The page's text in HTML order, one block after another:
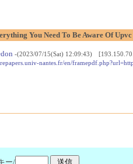
You Need To Be Aware Of
-(2023/07/15(Sat) 12:09:43)
nantes.fr/en/
ー/